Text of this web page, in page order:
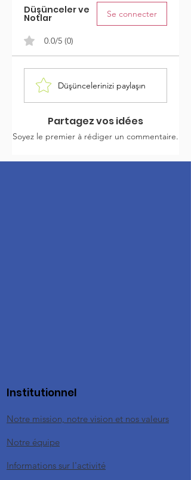
Düşünceler ve
Notlar Se connecter
0.0/5 (0)
Düşüncelerinizi paylaşın
Partagez vos idées
Soyez le premier à rédiger un commentaire.
Institutionnel
Notre mission, notre vision et nos valeurs
Notre équipe
Informations sur l'activité